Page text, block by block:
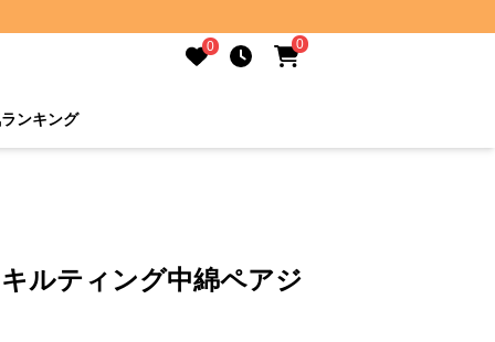
0 0
ランキング
ルティング中綿ペアジ